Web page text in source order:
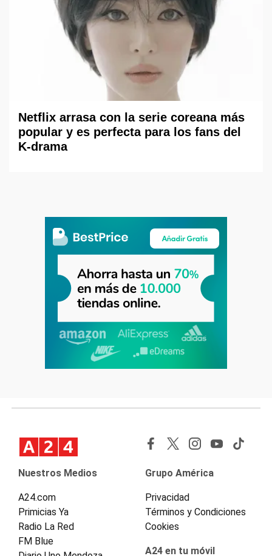
Netflix arrasa con la serie coreana más
popular y es perfecta para los fans del
K-drama
Nuestros Medios
A24.com
Primicias Ya
Radio La Red
FM Blue
Grupo América
Privacidad
Términos y Condiciones
Cookies
A24 en tu móvil